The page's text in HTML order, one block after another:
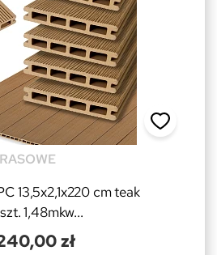
13,5x2,1x220 cm teak
1,48mkw...
zł